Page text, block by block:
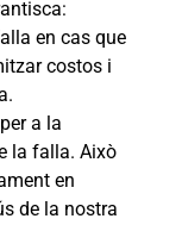
en cas que
costos i
a la
la falla. Això
en
de la nostra